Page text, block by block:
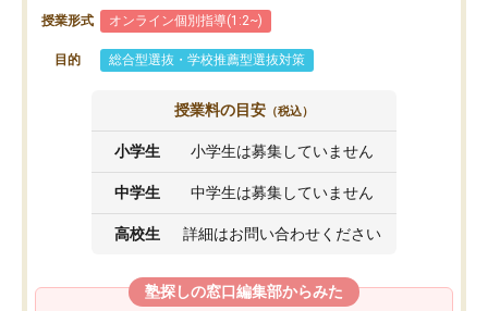
授業形式 オンライン個別指導(1:2~)
目的 総合型選抜・学校推薦型選抜対策
授業料の目安 （税込）
小学生 小学生は募集していません
中学生 中学生は募集していません
高校生 詳細はお問い合わせください
塾探しの窓口編集部からみた